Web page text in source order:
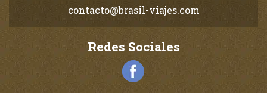
contacto@brasil-viajes.com
Redes Sociales